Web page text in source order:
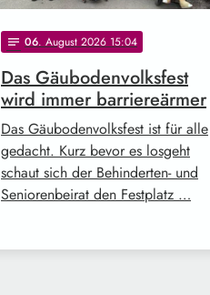
notes 06. August 2026 15:04
Das Gäubodenvolksfest
wird immer barriereärmer
Das Gäubodenvolksfest ist für alle
gedacht. Kurz bevor es losgeht
schaut sich der Behinderten- und
Seniorenbeirat den Festplatz …